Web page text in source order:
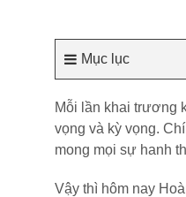
Mục lục
Mỗi lần khai trương
vọng và kỳ vọng.
mong mọi sự hanh
Vậy thì hôm nay